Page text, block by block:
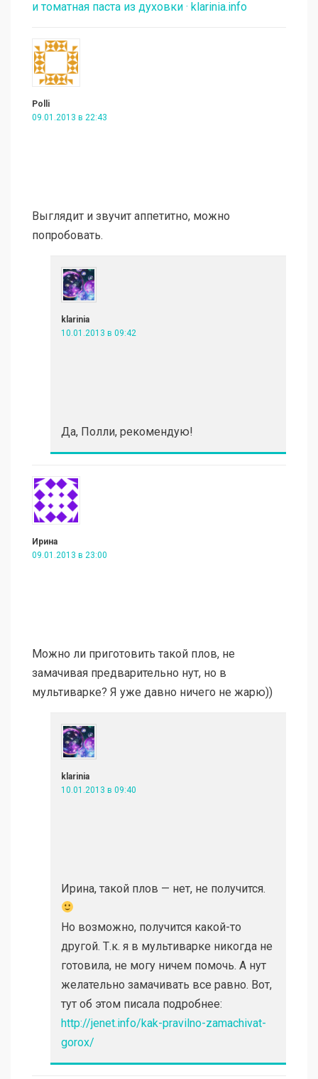
и томатная паста из духовки · klarinia.info
Polli
09.01.2013 в 22:43
Выглядит и звучит аппетитно, можно
попробовать.
klarinia
10.01.2013 в 09:42
Да, Полли, рекомендую!
Ирина
09.01.2013 в 23:00
Можно ли приготовить такой плов, не
замачивая предварительно нут, но в
мультиварке? Я уже давно ничего не жарю))
klarinia
10.01.2013 в 09:40
Ирина, такой плов — нет, не получится.
Но возможно, получится какой-то
другой. Т.к. я в мультиварке никогда не
готовила, не могу ничем помочь. А нут
желательно замачивать все равно. Вот,
тут об этом писала подробнее:
http://jenet.info/kak-pravilno-zamachivat-
gorox/